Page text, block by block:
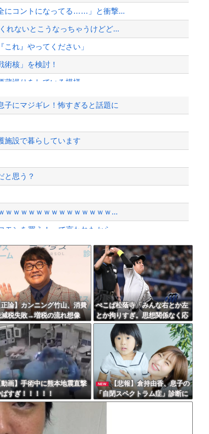
にコントになってる……」と衝撃...
れないとこうなっちゃうけどど...
れ』やってください」
核」を検討！
蔵巡りをしている模様
散見、「ラッキー」と思って中...
してしまい大炎上ｗ
ルはそろそろ終わりかな」
事案で逮捕されていた 宮...
憶測が飛び交う。1週間ぶり...
波不可避へ
Powered by livedoor 相互RSS
子にマジギレ！怖すぎると話題に
施設で暮らしています
と思う？
ｗｗｗｗｗｗｗｗｗｗｗｗｗｗ...
ンを買え！って言われたから...
スに当て逃げされる車載。
にしました！」俺「ほう君が萩野...
山の兆し＝韓国の反応
ーゴール！！
Powered by livedoor 相互RSS
論】カンニング竹山、消費
減税失敗→増税の流れ想像
誰が総理やりたいと思いま
」
ぺこぱ松蔭寺「みんな右とか左
とか拘りすぎ。思想関係なく応
援しようよ」
動画】手術中に熊本地震直撃
すぎ！！！！！
NEW
【悲報】倉持由香、息子の
「自閉スペクトラム症」診断に
ショックで涙… 見逃していた乳